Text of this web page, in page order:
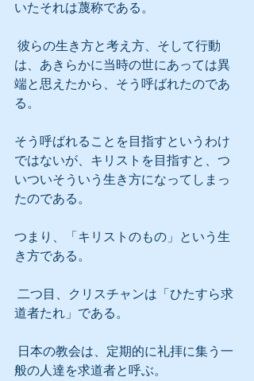
いたそれは蔑称である。
は、あきらかに当時の世にあっては異
端と思えたから、そう呼ばれたのであ
る。
そう呼ばれることを目指すというわけ
ではないが、キリストを目指すと、つ
いついそういう生き方になってしまっ
たのである。
つまり、「キリストのもの」という生
き方である。
道者たれ」である。
般の人達を求道者と呼ぶ。